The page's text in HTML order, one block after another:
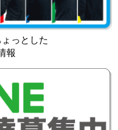
っとした
報